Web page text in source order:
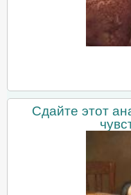
Сдайте этот